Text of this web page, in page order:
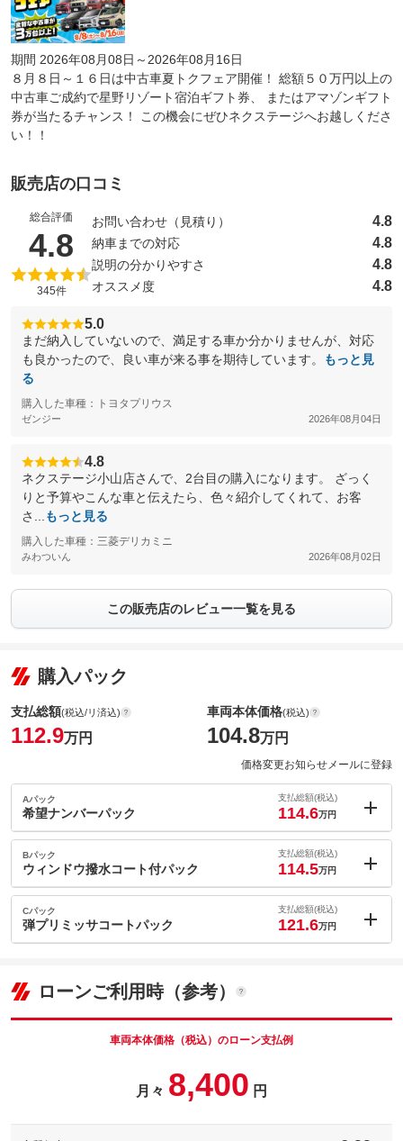
期間 2026年08月08日～2026年08月16日
８月８日～１６日は中古車夏トクフェア開催！ 総額５０万円以上の
中古車ご成約で星野リゾート宿泊ギフト券、 またはアマゾンギフト
券が当たるチャンス！ この機会にぜひネクステージへお越しくださ
い！！
販売店の口コミ
総合評価
4.8 （5点満点中）
345件
お問い合わせ（見積り） 4.8
納車までの対応 4.8
説明の分かりやすさ 4.8
オススメ度 4.8
5.0
まだ納入していないので、満足する車か分かりませんが、対応
も良かったので、良い車が来る事を期待しています。
もっと見
る
購入した車種：トヨタプリウス
ゼンジー 2026年08月04日
4.8
ネクステージ小山店さんで、2台目の購入になります。 ざっく
りと予算やこんな車と伝えたら、色々紹介してくれて、お客
さ...
もっと見る
購入した車種：三菱デリカミニ
みわついん 2026年08月02日
この販売店のレビュー一覧を見る
購入パック
支払総額(税込/リ済込)
112.9万円
車両本体価格(税込)
104.8万円
価格変更お知らせメールに登録
Aパック
希望ナンバーパック
支払総額(税込)
114.6万円
内：オプシ
ョン価格
(税込)
車両本体価
104.8万円
このパックの見積もり依頼（無料）
Bパック
ウィンドウ撥水コート付パック
支払総額(税込)
114.5万円
内：オプシ
ョン価格
(税込)
車両本体価
パック内容
Cパック
弾プリミッサコートパック
支払総額(税込)
121.6万円
車両本体価
104.8
ローンご利用時（参考）
車両本体価格（税込）のローン支払例
月々 8,400 円